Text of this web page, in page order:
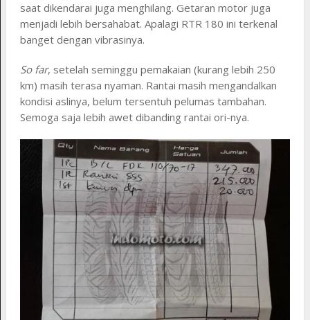
saat dikendarai juga menghilang. Getaran motor juga
menjadi lebih bersahabat. Apalagi RTR 180 ini terkenal
banget dengan vibrasinya.
So far, setelah seminggu pemakaian (kurang lebih 250
km) masih terasa nyaman. Rantai masih mengandalkan
kondisi aslinya, belum tersentuh pelumas tambahan.
Semoga saja lebih awet dibanding rantai ori-nya.